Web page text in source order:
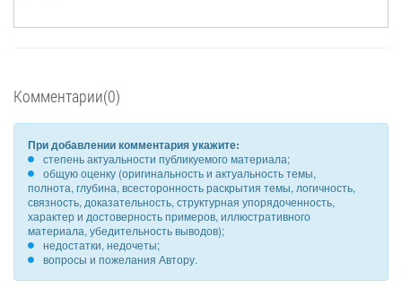
Комментарии(0)
При добавлении комментария укажите:
степень актуальности публикуемого материала;
общую оценку (оригинальность и актуальность темы,
полнота, глубина, всесторонность раскрытия темы, логичность,
связность, доказательность, структурная упорядоченность,
характер и достоверность примеров, иллюстративного
материала, убедительность выводов);
недостатки, недочеты;
вопросы и пожелания Автору.